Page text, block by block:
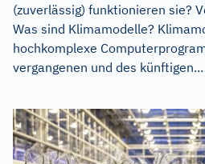
(zuverlässig) funktionieren sie?
Was sind Klimamodelle?
hochkomplexe
vergangenen und des künftigen...